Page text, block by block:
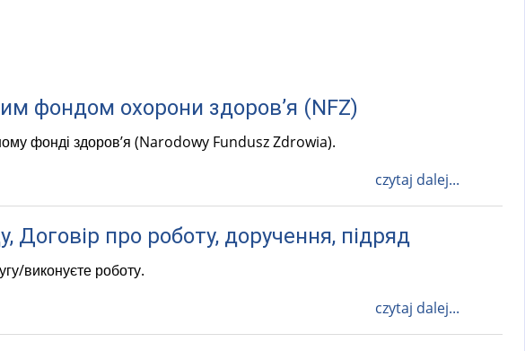
фондом охорони здоров’я (NFZ)
фонді здоров’я (Narodowy Fundusz Zdrowia).
czytaj dalej...
Договір про роботу, доручення, підряд
виконуєте роботу.
czytaj dalej...